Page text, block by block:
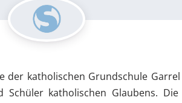
der katholischen Grundschule
katholischen Glaubens. Die